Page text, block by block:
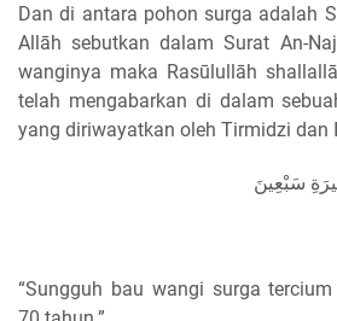
Dan di antara pohon surga adalah
Allāh sebutkan dalam Surat An-
wanginya maka Rasūlullāh
telah mengabarkan di dalam
yang diriwayatkan oleh Tirmidzi dan
سَبْعِينَ
“Sungguh bau wangi surga